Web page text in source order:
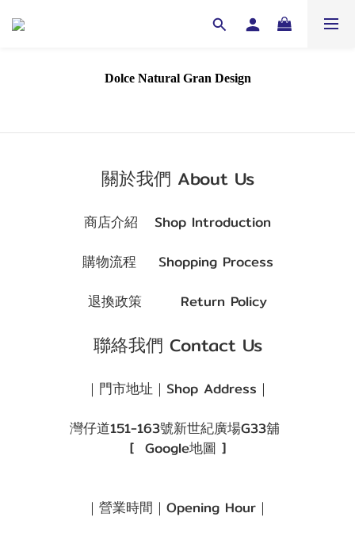
Dolce Natural Gran Design
關於我們 About Us
商店介紹 Shop Introduction
購物流程
Shopping Process
退換政策
Return Policy
聯絡我們 Contact Us
｜門市地址｜Shop Address｜
灣仔道151-163號新世紀廣場G33舖
[ Google地圖 ]
｜營業時間｜Opening Hour｜